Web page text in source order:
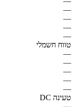
—
—
—
—
טווח חשמלי
—
—
—
—
—
טעינה DC